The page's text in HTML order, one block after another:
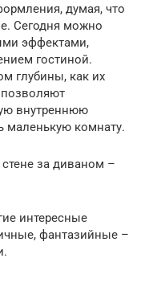
думая, что
Сегодня можно
эффектами,
гостиной.
глубины, как их
внутреннюю
маленькую комнату.
за диваном –
интересные
фантазийные –